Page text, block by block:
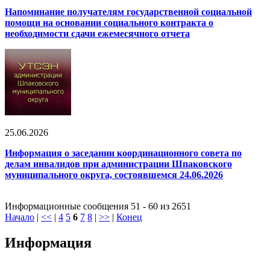
Напоминание получателям государственной социальной
помощи на основании социального контракта о
необходимости сдачи ежемесячного отчета
25.06.2026
Информация о заседании координационного совета по
делам инвалидов при администрации Шпаковского
муниципального округа, состоявшемся 24.06.2026
Информационные сообщения 51 - 60 из 2651
Начало | << | 4 5 6 7 8 | >> | Конец
Информация